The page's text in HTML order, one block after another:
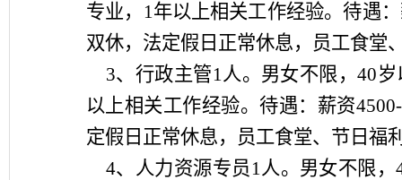
专业，
1年以上相关工作经验。待遇
双休，法定假日正常休息，员工食堂
3、行政主管1人。男女不限，40
以上相关工作经验。待遇：薪资
定假日正常休息，员工食堂、节日福
4、人力资源专员 1人。男女不限，